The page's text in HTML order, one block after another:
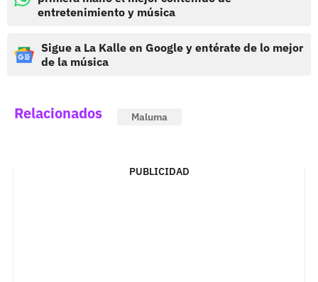
entretenimiento y música
Sigue a La Kalle en Google y entérate de lo mejor
de la música
Relacionados Maluma
PUBLICIDAD